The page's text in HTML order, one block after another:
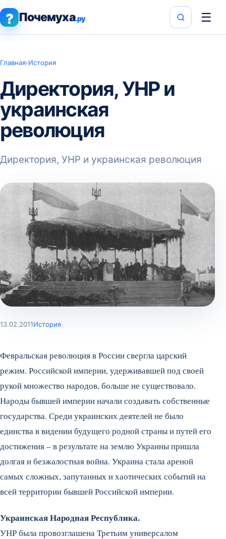
? Почемуха.ру ☰
Главная›История
Директория, УНР и
украинская
революция
Директория, УНР и украинская революция
13.02.2011История
Февральская революция в России свергла царский
режим. Российской империи, удерживавшей под своей
рукой множество народов, больше не существовало.
Народы бывшей империи начали создавать собственные
государства. Среди украинских деятелей не было
единства в видении будущего родной страны и путей его
достижения – в результате на землю Украины пришла
долгая и безжалостная война. Украина стала ареной
самых сложных, запутанных и хаотических событий на
всей территории бывшей Российской империи.
Украинская Народная Республика.
УНР была провозглашена Третьим универсалом